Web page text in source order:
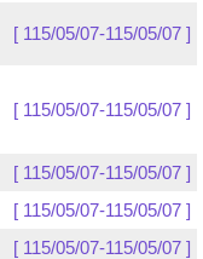
[ 115/05/07-115/05/07 ]
[ 115/05/07-115/05/07 ]
[ 115/05/07-115/05/07 ]
[ 115/05/07-115/05/07 ]
[ 115/05/07-115/05/07 ]